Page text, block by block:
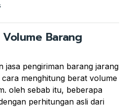
Barang
jasa pengiriman barang jarang
cara menghitung berat volume
oleh sebab itu, beberapa
perhitungan asli dari